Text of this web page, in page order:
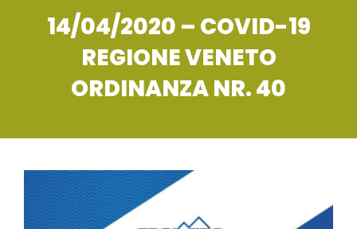
CHI SIAMO
PROFESSIONISTI
SERVIZI
14/04/2020 – COVID-19
REGIONE VENETO
ORDINANZA NR. 40
Ingrandisci
immagine